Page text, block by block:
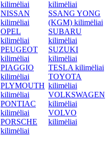
kilimėliai
NISSAN
kilimėliai
OPEL
kilimėliai
PEUGEOT
kilimėliai
PIAGGIO
kilimėliai
PLYMOUTH
kilimėliai
PONTIAC
kilimėliai
PORSCHE
kilimėliai
kilimėliai
SSANG YONG
(KGM) kilimėliai
SUBARU
kilimėliai
SUZUKI
kilimėliai
TESLA kilimėliai
TOYOTA
kilimėliai
VOLKSWAGEN
kilimėliai
VOLVO
kilimėliai